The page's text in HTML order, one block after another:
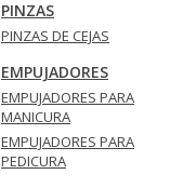
PINZAS
PINZAS DE CEJAS
EMPUJADORES
EMPUJADORES PARA
MANICURA
EMPUJADORES PARA
PEDICURA